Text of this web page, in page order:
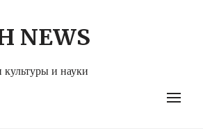
NEWS
и науки